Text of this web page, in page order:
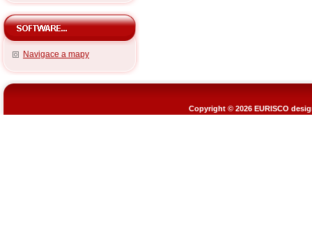
Navigace a mapy
Copyright © 2026 EURISCO